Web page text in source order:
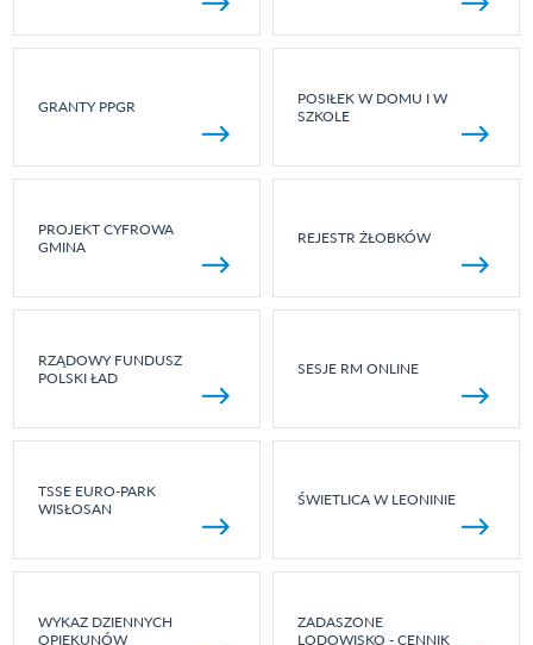
GRANTY PPGR
POSIŁEK W DOMU I W
SZKOLE
PROJEKT CYFROWA
GMINA
REJESTR ŻŁOBKÓW
RZĄDOWY FUNDUSZ
POLSKI ŁAD
SESJE RM ONLINE
TSSE EURO-PARK
WISŁOSAN
ŚWIETLICA W LEONINIE
WYKAZ DZIENNYCH
OPIEKUNÓW
ZADASZONE
LODOWISKO - CENNIK